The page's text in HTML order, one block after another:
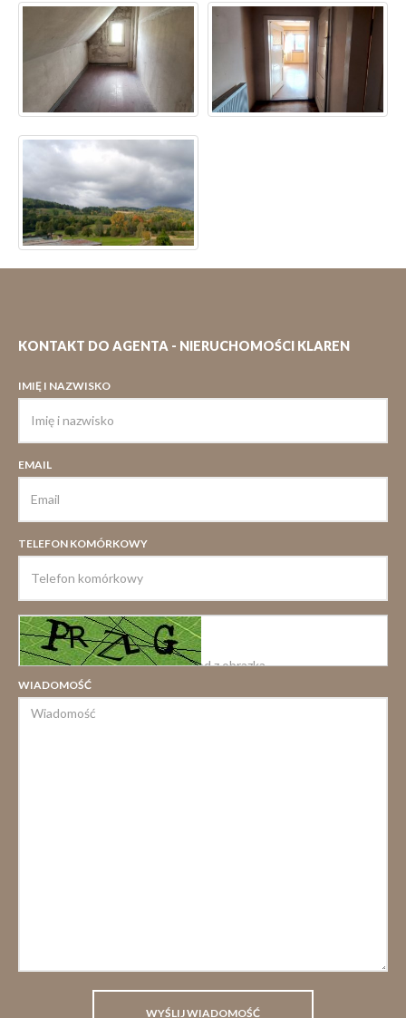
KONTAKT DO AGENTA - NIERUCHOMOŚCI KLAREN
IMIĘ I NAZWISKO
EMAIL
TELEFON KOMÓRKOWY
WIADOMOŚĆ